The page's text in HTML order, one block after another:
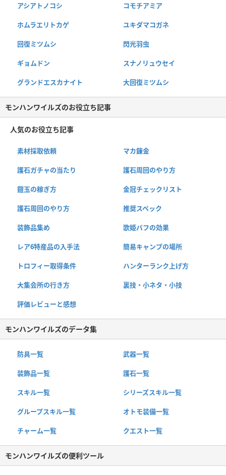
アシアトノコシ コモチアミア
ホムラエリトカゲ ユキダマコガネ
回復ミツムシ 閃光羽虫
ギョムドン スナノリュウセイ
グランドエスカナイト 大回復ミツムシ
モンハンワイルズのお役立ち記事
人気のお役立ち記事
素材採取依頼 マカ錬金
護石ガチャの当たり 護石周回のやり方
鎧玉の稼ぎ方 金冠チェックリスト
護石周回のやり方 推奨スペック
装飾品集め 歌姫バフの効果
レア6特産品の入手法 簡易キャンプの場所
トロフィー取得条件 ハンターランク上げ方
大集会所の行き方 裏技・小ネタ・小技
評価レビューと感想
モンハンワイルズのデータ集
防具一覧 武器一覧
装飾品一覧 護石一覧
スキル一覧 シリーズスキル一覧
グループスキル一覧 オトモ装備一覧
チャーム一覧 クエスト一覧
モンハンワイルズの便利ツール